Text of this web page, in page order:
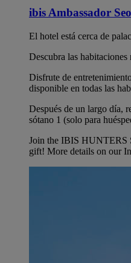
ibis Ambassador
El hotel está cerca de
Descubra las habitaciones
Disfrute de
disponible en todas las
Después de un largo día,
sótano 1 (solo para
Join the IBIS HUNTERS
gift! More details on our